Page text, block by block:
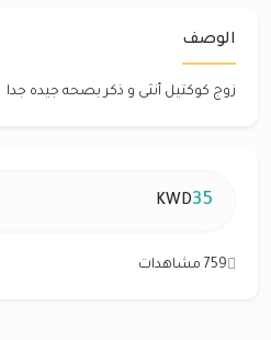
الوصف
زوج كوكتيل أنثى و ذكر بصحه جيده جدا
35
KWD
759 مشاهدات